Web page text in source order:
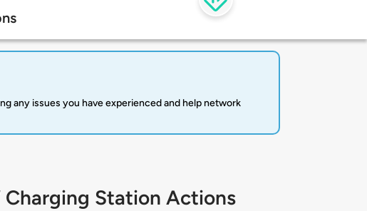
any issues you have experienced and help network
Charging Station Actions